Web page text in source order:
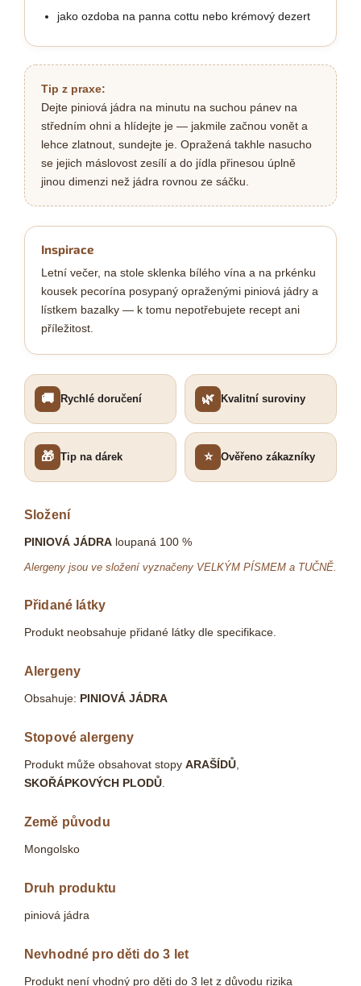
jako ozdoba na panna cottu nebo krémový dezert
Tip z praxe:
Dejte piniová jádra na minutu na suchou pánev na
středním ohni a hlídejte je — jakmile začnou vonět a
lehce zlatnout, sundejte je. Opražená takhle nasucho
se jejich máslovost zesílí a do jídla přinesou úplně
jinou dimenzi než jádra rovnou ze sáčku.
Inspirace
Letní večer, na stole sklenka bílého vína a na prkénku
kousek pecorína posypaný opraženými piniová jádry a
lístkem bazalky — k tomu nepotřebujete recept ani
příležitost.
🚚 Rychlé doručení 🌿 Kvalitní suroviny
🎁 Tip na dárek ⭐ Ověřeno zákazníky
Složení
PINIOVÁ JÁDRA loupaná 100 %
Alergeny jsou ve složení vyznačeny VELKÝM PÍSMEM a TUČNĚ.
Přidané látky
Produkt neobsahuje přidané látky dle specifikace.
Alergeny
Obsahuje: PINIOVÁ JÁDRA
Stopové alergeny
Produkt může obsahovat stopy ARAŠÍDŮ
SKOŘÁPKOVÝCH PLODŮ
Země původu
Mongolsko
Druh produktu
piniová jádra
Nevhodné pro děti do 3 let
Produkt není vhodný pro děti do 3 let z důvodu rizika